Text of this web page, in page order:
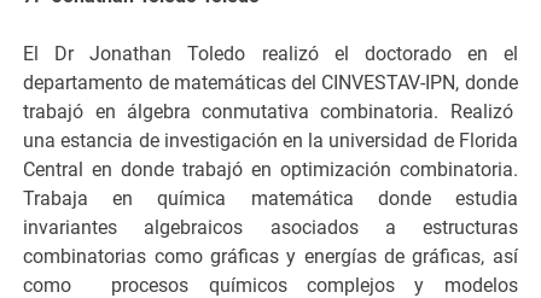
El Dr Jonathan Toledo realizó el doctorado en el
departamento de matemáticas del CINVESTAV-IPN, donde
trabajó en álgebra conmutativa combinatoria. Realizó
una estancia de investigación en la universidad de Florida
Central en donde trabajó en optimización combinatoria.
Trabaja en química matemática donde estudia
invariantes algebraicos asociados a estructuras
combinatorias como gráficas y energías de gráficas, así
como procesos químicos complejos y modelos